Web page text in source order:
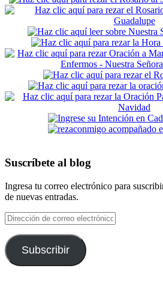
Suscríbete al blog
Ingresa tu correo electrónico para
de nuevas entradas.
Dirección
de
correo
electrónico
Subscribir